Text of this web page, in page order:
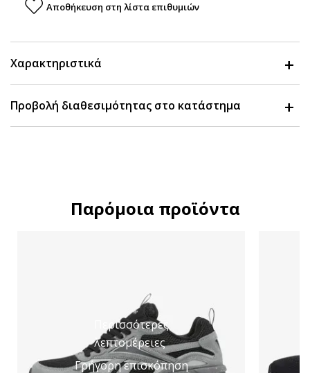
Αποθήκευση στη λίστα επιθυμιών
Χαρακτηριστικά
Προβολή διαθεσιμότητας στο κατάστημα
Παρόμοια προϊόντα
Περισσότερες
λεπτομέρειες
Γρήγορη επισκόπηση